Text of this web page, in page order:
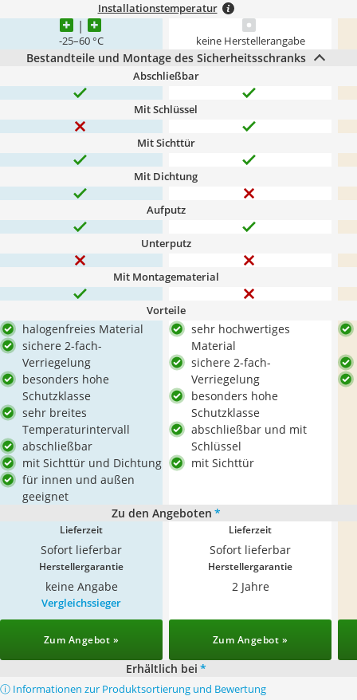
Installationstemperatur
-25–60 °C keine Herstellerangabe
Bestandteile und Montage des Sicherheitsschranks
Abschließbar
Mit Schlüssel
Mit Sichttür
Mit Dichtung
Aufputz
Unterputz
Mit Montagematerial
Vorteile
halogenfreies Material
sichere 2-fach-
Verriegelung
besonders hohe
Schutzklasse
sehr breites
Temperaturintervall
abschließbar
mit Sichttür und Dichtung
für innen und außen
geeignet
sehr hochwertiges
Material
sichere 2-fach-
Verriegelung
besonders hohe
Schutzklasse
abschließbar und mit
Schlüssel
mit Sichttür
Zu den Angeboten *
Lieferzeit
Sofort lieferbar
Lieferzeit
Sofort lieferbar
Herstellergarantie
keine Angabe
Herstellergarantie
2 Jahre
Vergleichssieger
Zum Angebot » Zum Angebot »
Erhältlich bei *
ⓘ Informationen zur Produktsortierung und Bewertung